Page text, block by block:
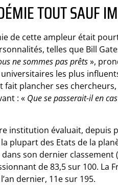
TOUT SAUF
de cette ampleur était
telles que Bill
ne sommes pas prêts»,
les plus
fait plancher ses
: « Que se passerait-il en
institution évaluait, depuis
plupart des Etats de la
son dernier classement
de 83,5 sur 100. La
dernier, 11e sur 195.